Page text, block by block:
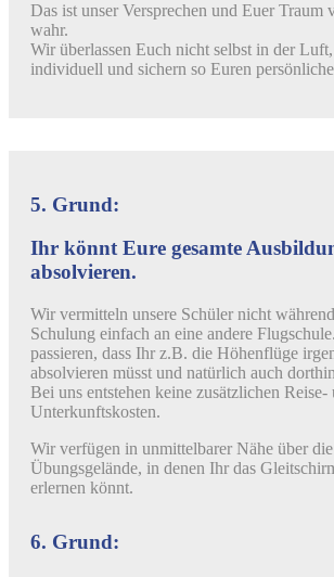
Das ist unser Versprechen und Euer Traum
wahr.
Wir überlassen Euch nicht selbst in der
individuell und sichern so Euren
5. Grund:
Ihr könnt Eure gesamte
absolvieren.
Wir vermitteln unsere Schüler nicht
Schulung einfach an eine andere
passieren, dass Ihr z.B. die Höhenflüge
absolvieren müsst und natürlich auch
Bei uns entstehen keine zusätzlichen Reise-
Unterkunftskosten.
Wir verfügen in unmittelbarer Nähe über
Übungsgelände, in denen Ihr das
erlernen könnt.
6. Grund: